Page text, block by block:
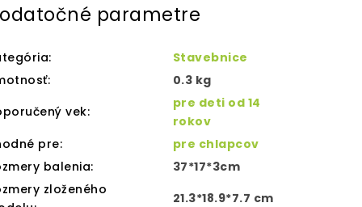
parametre
:
Stavebnice
:
0.3 kg
vek:
pre deti od 14
rokov
pre:
pre chlapcov
balenia:
37*17*3cm
zloženého
21.3*18.9*7.7 cm